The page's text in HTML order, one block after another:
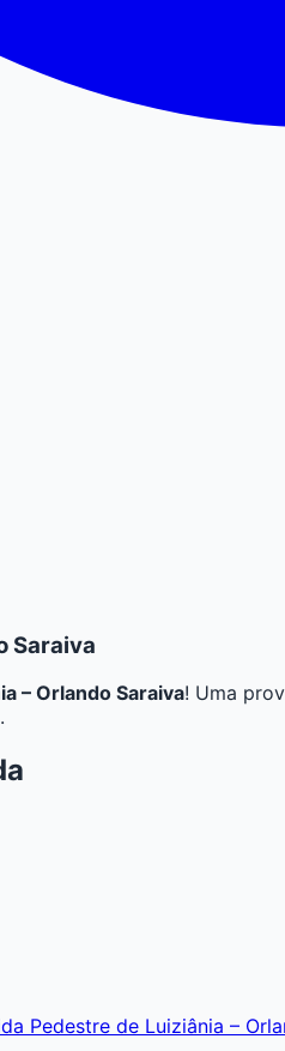
Saraiva
– Orlando Saraiva! Uma
Pedestre de Luiziânia –